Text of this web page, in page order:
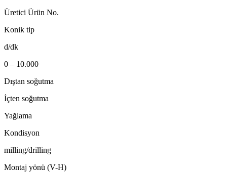
Üretici Ürün No.
Konik tip
d/dk
0 – 10.000
Dıştan soğutma
İçten soğutma
Yağlama
Kondisyon
milling/drilling
Montaj yönü (V-H)